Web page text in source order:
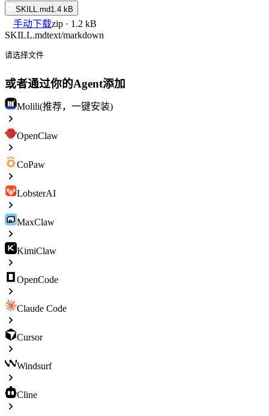
SKILL.md1.4 kB
手动下载zip · 1.2 kB
SKILL.mdtext/markdown
请选择文件
或者通过你的Agent添加
Molili(推荐，一键安装)
OpenClaw
CoPaw
LobsterAI
MaxClaw
KimiClaw
OpenCode
Claude Code
Cursor
Windsurf
Cline